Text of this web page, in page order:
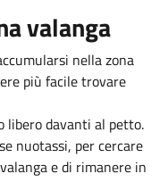
valanga
nella zona
più facile trovare
libero davanti al petto.
nuotassi, per cercare
e di rimanere in